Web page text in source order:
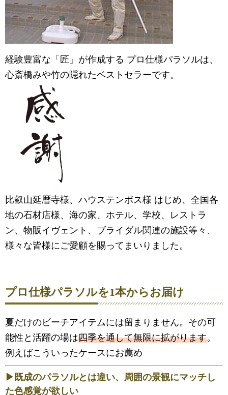
経験豊富な「匠」が作成する プロ仕様パラソルは、
心斎橋みや竹の隠れたベストセラーです。
比叡山延暦寺様、ハウステンボス様 はじめ、全国各
地の石材店様、海の家、ホテル、学校、レストラ
ン、物販イヴェント、ブライダル関連の施設等々、
様々な皆様にご愛顧を賜ってまいりました。
プロ仕様パラソルを1本からお届け
夏だけのビーチアイテムには留まりません。その可
能性と活躍の場は四季を通して無限に拡がります。
例えばこういったケースにお薦め
▶既成のパラソルとは違い、周囲の景観にマッチし
た色感覚が欲しい